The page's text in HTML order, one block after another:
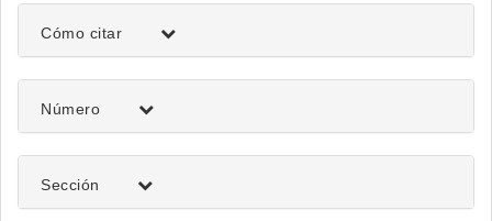
Detalles
del
artículo
Cómo citar
Número
Sección